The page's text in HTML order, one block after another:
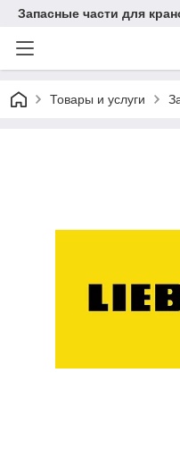
Запасные части для
Товары и услуги